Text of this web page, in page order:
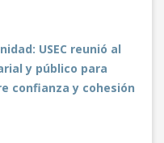
USEC reunió al
y público para
confianza y cohesión